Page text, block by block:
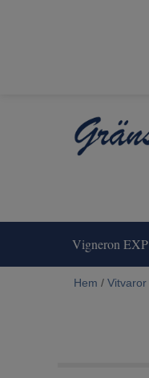
Vigneron EXP
Hem / Vitvaror